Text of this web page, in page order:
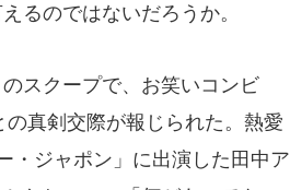
るのではないだろうか。
スクープで、お笑いコンビ
真剣交際が報じられた。熱愛
・ジャポン」に出演した田中ア